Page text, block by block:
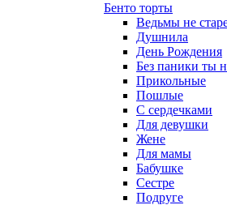
Бенто торты
Ведьмы не
Душнила
День Рождения
Без паники ты
Прикольные
Пошлые
С сердечками
Для девушки
Жене
Для мамы
Бабушке
Сестре
Подруге